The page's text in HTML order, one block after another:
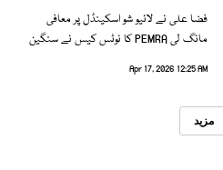
فضا علی نے لائیو شو اسکینڈل پر معافی
مانگ لی PEMRA کا نوٹس کیس نے سنگین
Apr 17, 2026 12:25 AM
مزید